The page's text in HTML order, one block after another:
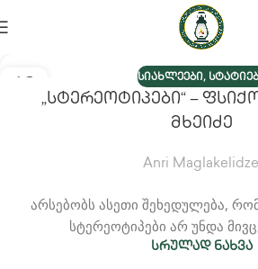
13 ᲡᲘᲐᲮᲚᲔᲔᲑᲘ,
„სტერეოტიპები“ –
Მხეიძე
Anri Maglakelidze
არსებობს ასეთი შეხედულება,
სტერეოტიპები არ უნდა
ᲡᲠᲣᲚᲐᲓ ᲜᲐᲮᲕᲐ